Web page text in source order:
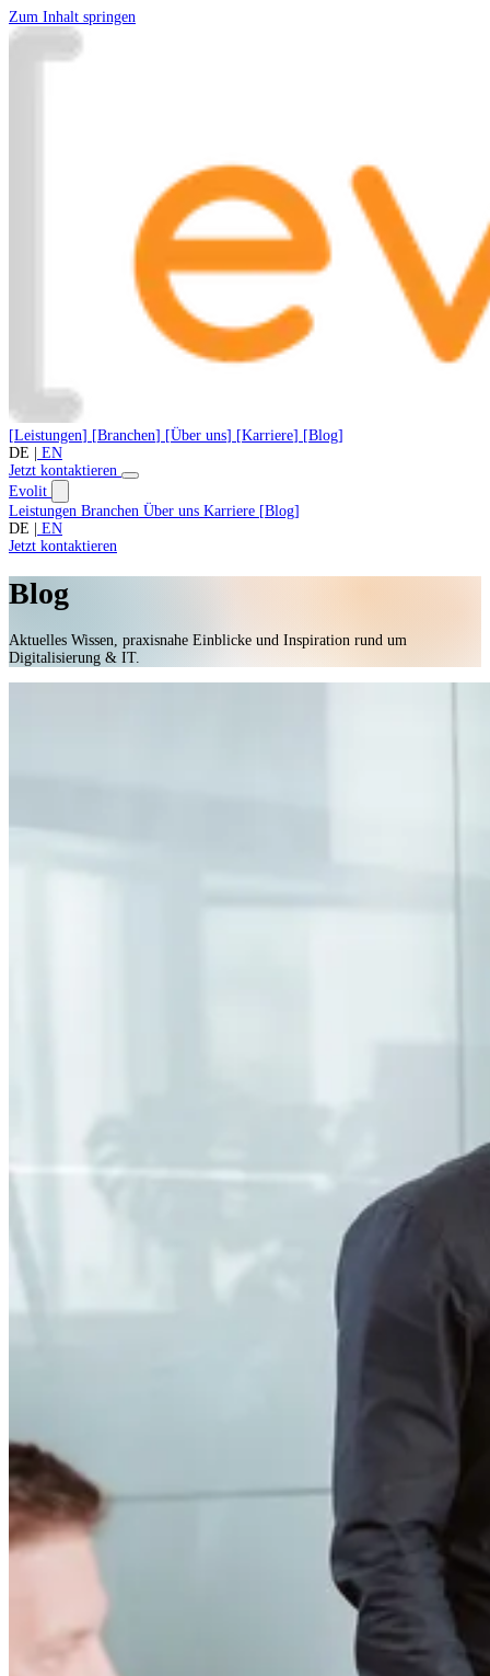
Zum Inhalt springen
[Leistungen] [Branchen] [Über uns] [Karriere] [Blog]
DE
EN
Jetzt kontaktieren
Evolit
Leistungen Branchen Über uns Karriere [Blog]
DE
EN
Jetzt kontaktieren
Blog
Aktuelles Wissen, praxisnahe Einblicke und Inspiration rund um
Digitalisierung & IT.